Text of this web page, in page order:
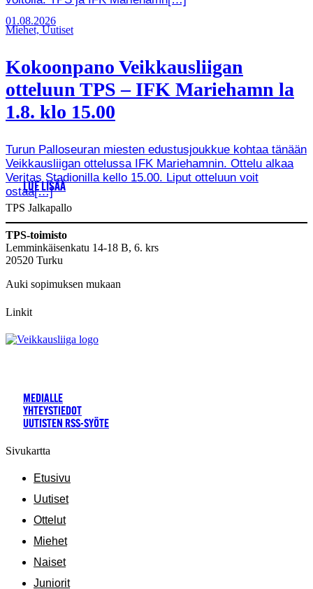
01.08.2026
Miehet, Uutiset
Kokoonpano Veikkausliigan
otteluun TPS – IFK Mariehamn la
1.8. klo 15.00
Turun Palloseuran miesten edustusjoukkue kohtaa tänään
Veikkausliigan ottelussa IFK Mariehamnin. Ottelu alkaa
Veritas Stadionilla kello 15.00. Liput otteluun voit
ostaa[…]
LUE LISÄÄ
TPS Jalkapallo
TPS-toimisto
Lemminkäisenkatu 14-18 B, 6. krs
20520 Turku
Auki sopimuksen mukaan
Linkit
MEDIALLE
YHTEYSTIEDOT
UUTISTEN RSS-SYÖTE
Sivukartta
Etusivu
Uutiset
Ottelut
Miehet
Naiset
Juniorit